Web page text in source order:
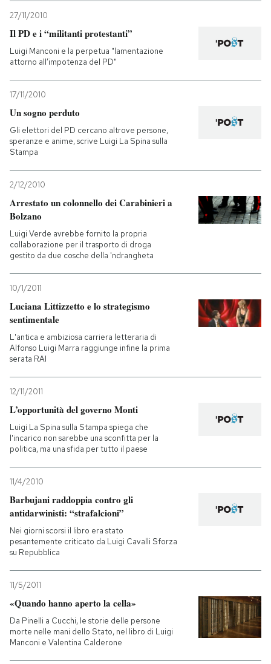
27/11/2010
Il PD e i “militanti protestanti”
Luigi Manconi e la perpetua "lamentazione
attorno all’impotenza del PD"
17/11/2010
Un sogno perduto
Gli elettori del PD cercano altrove persone,
speranze e anime, scrive Luigi La Spina sulla
Stampa
2/12/2010
Arrestato un colonnello dei Carabinieri a
Bolzano
Luigi Verde avrebbe fornito la propria
collaborazione per il trasporto di droga
gestito da due cosche della 'ndrangheta
10/1/2011
Luciana Littizzetto e lo strategismo
sentimentale
L'antica e ambiziosa carriera letteraria di
Alfonso Luigi Marra raggiunge infine la prima
serata RAI
12/11/2011
L’opportunità del governo Monti
Luigi La Spina sulla Stampa spiega che
l'incarico non sarebbe una sconfitta per la
politica, ma una sfida per tutto il paese
11/4/2010
Barbujani raddoppia contro gli
antidarwinisti: “strafalcioni”
Nei giorni scorsi il libro era stato
pesantemente criticato da Luigi Cavalli Sforza
su Repubblica
11/5/2011
«Quando hanno aperto la cella»
Da Pinelli a Cucchi, le storie delle persone
morte nelle mani dello Stato, nel libro di Luigi
Manconi e Valentina Calderone